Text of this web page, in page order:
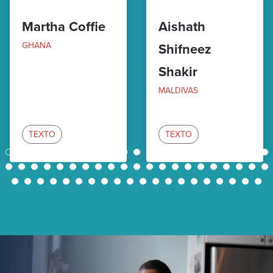
Martha Coffie
GHANA
TEXTO
Aishath
Shifneez
Shakir
MALDIVAS
TEXTO
1 10 11
21
22
23 24 25 26 27 28 29 30 31 32 33 34 35 36 37 38 39 40 41
42
43
44 45 46 47 48 49 50 51 52 53 54 55 56 57 58 59 60 61 62